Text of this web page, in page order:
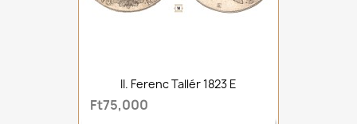
II. Ferenc Tallér 1823 E
Ft75,000